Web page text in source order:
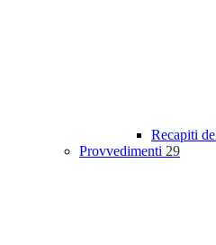
Recapiti
Provvedimenti 29